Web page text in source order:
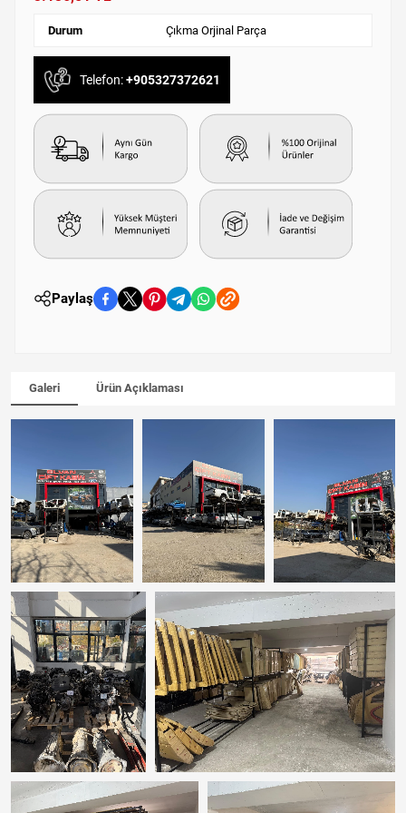
Durum Çıkma Orjinal Parça
Telefon:+905327372621
Paylaş
Galeri Ürün Açıklaması